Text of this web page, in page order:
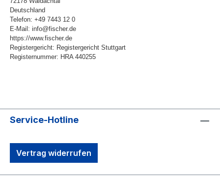
Deutschland
Telefon: +49 7443 12 0
E-Mail: info@fischer.de
https://www.fischer.de
Registergericht: Registergericht Stuttgart
Registernummer: HRA 440255
Service-Hotline
Vertrag widerrufen